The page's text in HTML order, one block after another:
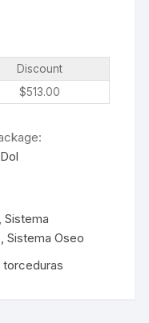
Discount
$513.00
,Sistema
,Sistema Oseo
,torceduras